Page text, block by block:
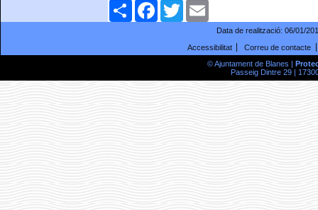
ComparteixFacebookTwitter
Data de realització: 06/01/
Accessibilitat
Correu de contacte
© Ajuntament de Blanes |
Passeig Dintre 29 |